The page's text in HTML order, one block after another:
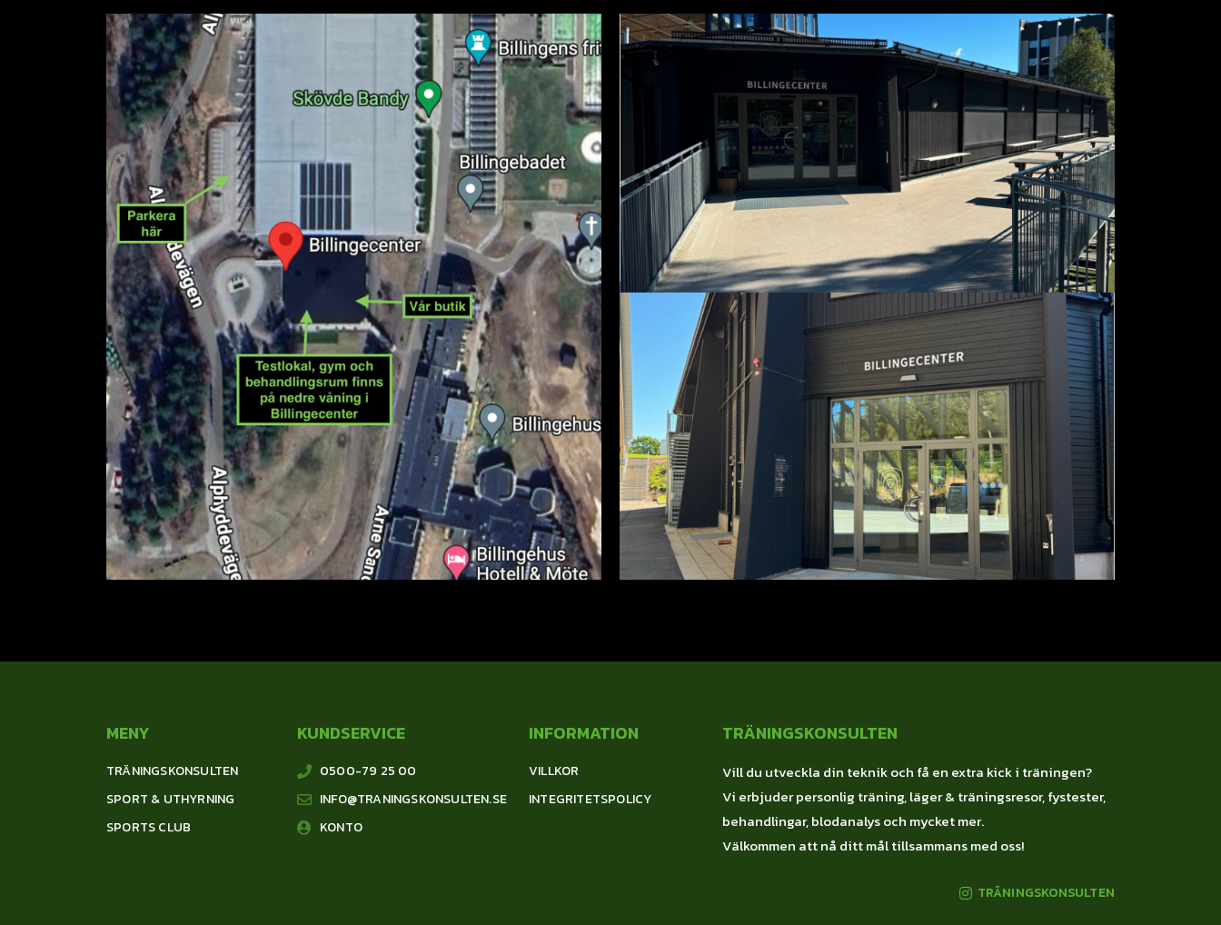
MENY
TRÄNINGSKONSULTEN
SPORT & UTHYRNING
SPORTS CLUB
KUNDSERVICE
0500-79 25 00
INFO@TRANINGSKONSULTEN.SE
KONTO
INFORMATION
VILLKOR
INTEGRITETSPOLICY
TRÄNINGSKONSULTEN
Vill du utveckla din teknik och få en extra kick i träningen?
Vi erbjuder personlig träning, läger & träningsresor, fystester,
behandlingar, blodanalys och mycket mer.
Välkommen att nå ditt mål tillsammans med oss!
TRÄNINGSKONSULTEN